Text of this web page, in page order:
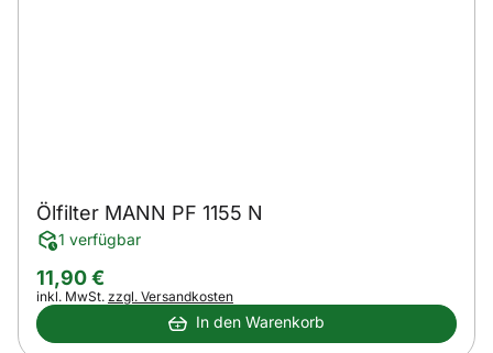
Ölfilter MANN PF 1155 N
1 verfügbar
11,90€
Steuerhinweis:
inkl. MwSt. zzgl. Versandkosten
In den Warenkorb